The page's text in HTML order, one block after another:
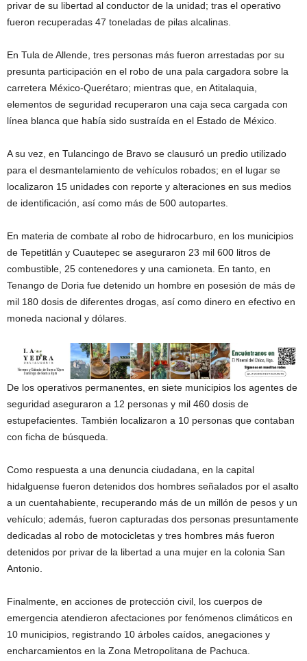
privar de su libertad al conductor de la unidad; tras el operativo
fueron recuperadas 47 toneladas de pilas alcalinas.
En Tula de Allende, tres personas más fueron arrestadas por su
presunta participación en el robo de una pala cargadora sobre la
carretera México-Querétaro; mientras que, en Atitalaquia,
elementos de seguridad recuperaron una caja seca cargada con
línea blanca que había sido sustraída en el Estado de México.
A su vez, en Tulancingo de Bravo se clausuró un predio utilizado
para el desmantelamiento de vehículos robados; en el lugar se
localizaron 15 unidades con reporte y alteraciones en sus medios
de identificación, así como más de 500 autopartes.
En materia de combate al robo de hidrocarburo, en los municipios
de Tepetitlán y Cuautepec se aseguraron 23 mil 600 litros de
combustible, 25 contenedores y una camioneta. En tanto, en
Tenango de Doria fue detenido un hombre en posesión de más de
mil 180 dosis de diferentes drogas, así como dinero en efectivo en
moneda nacional y dólares.
De los operativos permanentes, en siete municipios los agentes de
seguridad aseguraron a 12 personas y mil 460 dosis de
estupefacientes. También localizaron a 10 personas que contaban
con ficha de búsqueda.
Como respuesta a una denuncia ciudadana, en la capital
hidalguense fueron detenidos dos hombres señalados por el asalto
a un cuentahabiente, recuperando más de un millón de pesos y un
vehículo; además, fueron capturadas dos personas presuntamente
dedicadas al robo de motocicletas y tres hombres más fueron
detenidos por privar de la libertad a una mujer en la colonia San
Antonio.
Finalmente, en acciones de protección civil, los cuerpos de
emergencia atendieron afectaciones por fenómenos climáticos en
10 municipios, registrando 10 árboles caídos, anegaciones y
encharcamientos en la Zona Metropolitana de Pachuca.